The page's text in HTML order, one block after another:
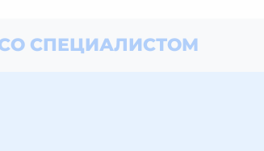
СПЕЦИАЛИСТОМ